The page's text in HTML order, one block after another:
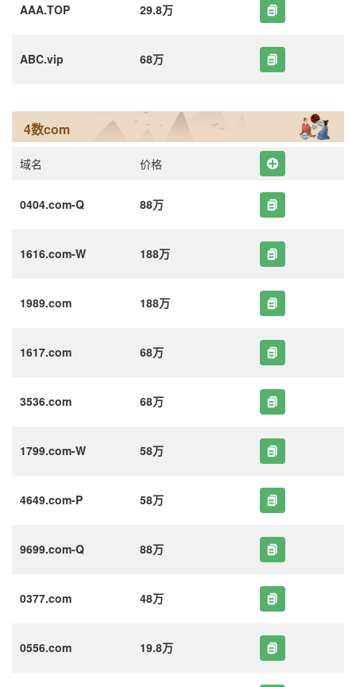
AAA.TOP 29.8万
ABC.vip 68万
4数com
域名 价格
0404.com-Q 88万
1616.com-W 188万
1989.com 188万
1617.com 68万
3536.com 68万
1799.com-W 58万
4649.com-P 58万
9699.com-Q 88万
0377.com 48万
0556.com 19.8万